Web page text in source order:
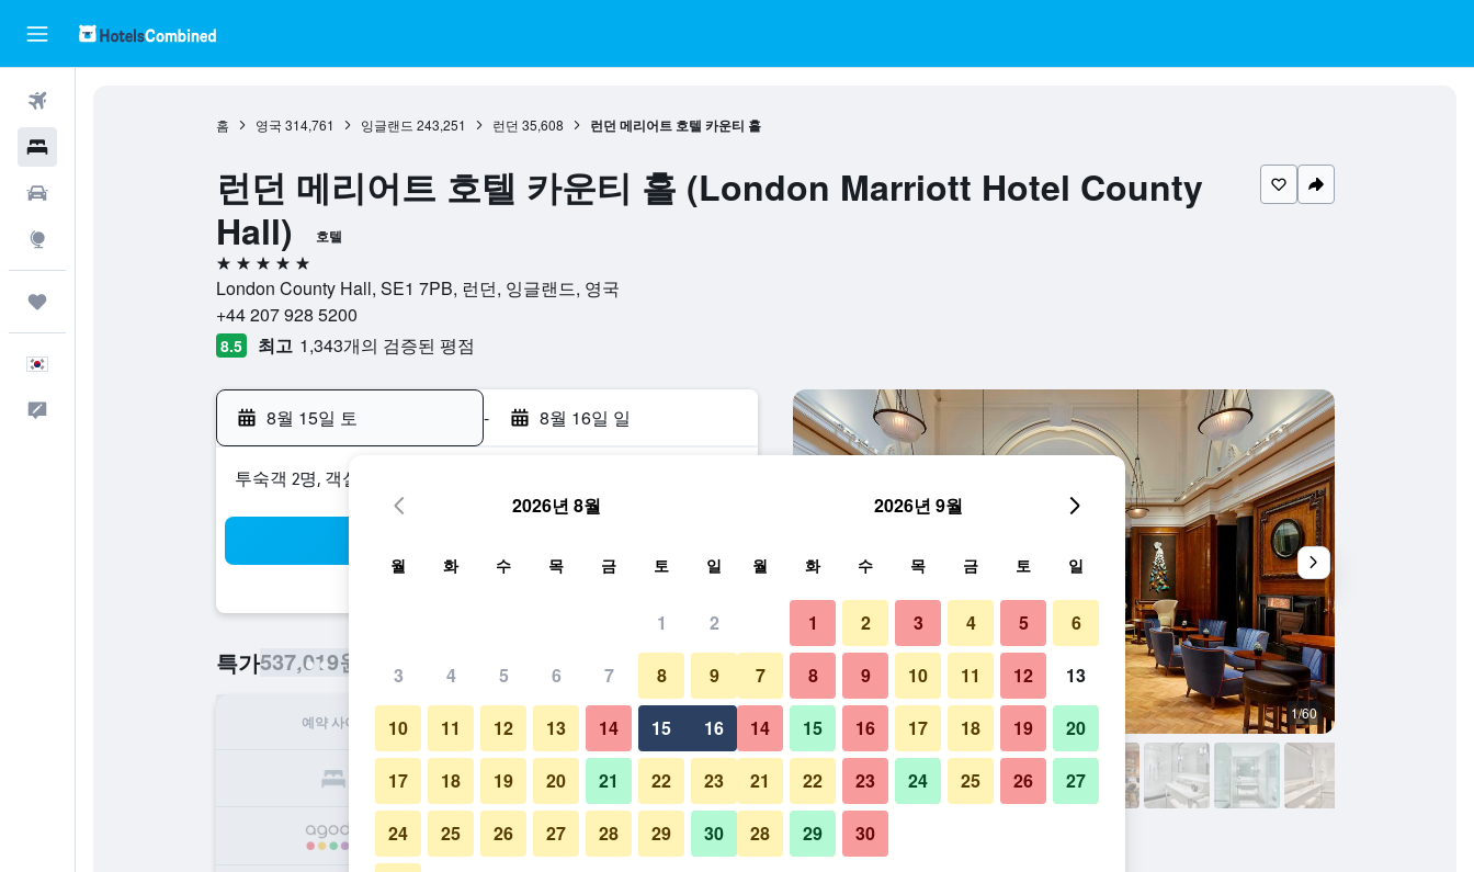
홈 영국 314,761 잉글랜드 243,251 런던 35,608 런던 메리어트 호텔 카운티 홀
런던 메리어트 호텔 카운티 홀 (London Marriott Hotel County
Hall)
호텔
5성급
London County Hall, SE1 7PB, 런던, 잉글랜드, 영국
+44 207 928 5200
8.5 최고 1,343개의 검증된 평점
8월 15일 토 - 8월 16일 일
​투숙객 2​명, ​객실 1개
특가537,019원
예약 사이트 1박당 총액
537,019원 바로 예약
617,560원 바로 예약
라운지 1/60
런던 메리어트 호텔 카운티 홀 사진
2026년 8월
월 화 수 목 금 토 일
1 2
3 4 5 6 7 8 9
10 11 12 13 14 15 16
17 18 19 20 21 22 23
24 25 26 27 28 29 30
2026년 9월
월 화 수 목 금 토 일
1 2 3 4 5 6
7 8 9 10 11 12 13
14 15 16 17 18 19 20
21 22 23 24 25 26 27
28 29 30